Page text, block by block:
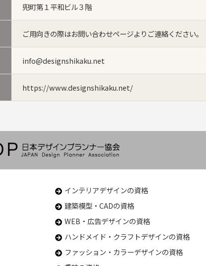
兜町第１平和ビル３階
ご用向きの際はお問い合わせページよりご連絡ください。
info@designshikaku.net
https://www.designshikaku.net/
インテリアデザインの資格
建築模型・CADの資格
WEB・広告デザインの資格
ハンドメイド・クラフトデザインの資格
ファッション・カラーデザインの資格